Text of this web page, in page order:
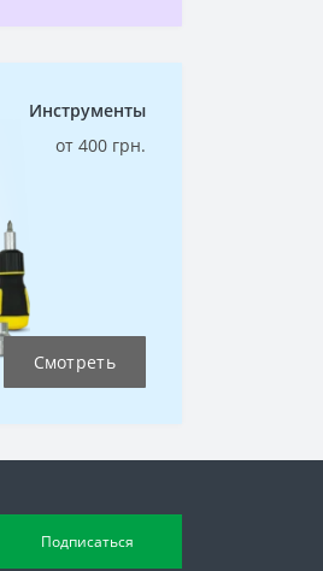
Инструменты
от 400 грн.
Смотреть
Подписаться